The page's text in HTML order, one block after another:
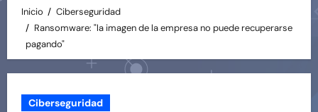
Inicio
Ciberseguridad
Ransomware: "la imagen de la empresa no puede recuperarse
pagando"
Ciberseguridad